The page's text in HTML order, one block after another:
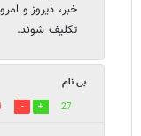
خبر، ديروز و
تكليف شوند.
بی نام
27